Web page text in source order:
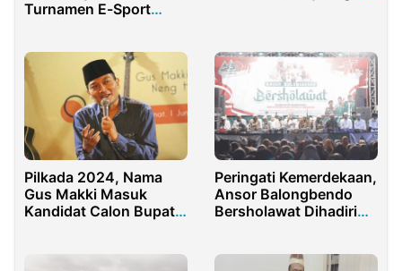
Turnamen E-Sport
Pilkada 2024, Nama
Gus Makki Masuk
Kandidat Calon Bupati
Peringati Kemerdekaan,
Ansor Balongbendo
Bersholawat Dihadiri